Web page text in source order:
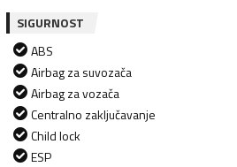
SIGURNOST
ABS
Airbag za suvozača
Airbag za vozača
Centralno zaključavanje
Child lock
ESP